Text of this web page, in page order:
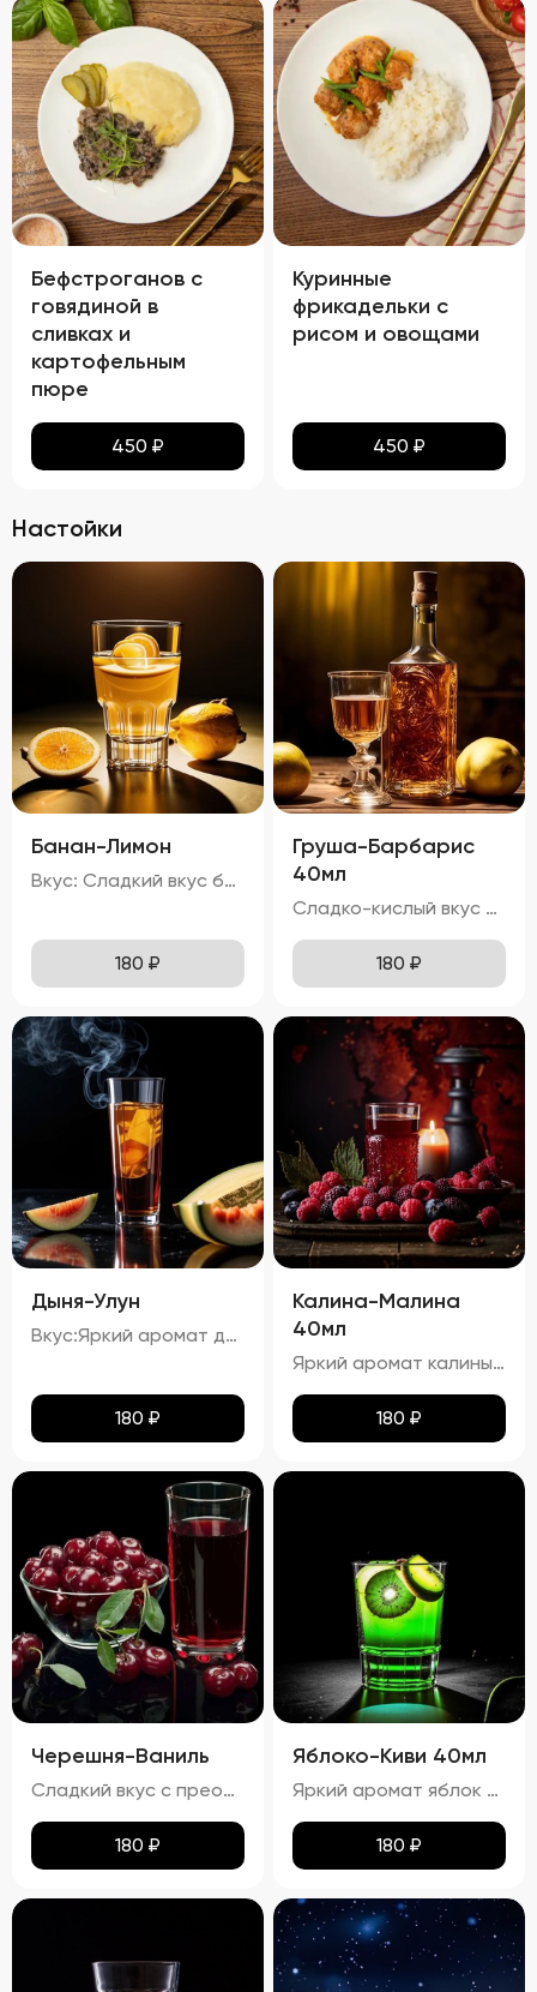
Бефстроганов с
говядиной в
сливках и
картофельным
пюре
450 ₽
Куринные
фрикадельки с
рисом и овощами
450 ₽
Настойки
Банан-Лимон
Вкус: Сладкий вкус банана с легкой кислинкой лимона, молочный оттенок и характерный привкус водки. Запах: Аромат банана и лимона с нотками молока и алкоголя. 20%
180 ₽
Груша-Барбарис
40мл
Сладко-кислый вкус с преобладанием ноток груши и барбариса, с легкой горчинкой черного чая и карамельным оттенком тростникового сахара. Запах: Яркий аромат груши и барбариса с тонкими нотками черного чая. процент спирта в настойке "Груша-Барбарис" составляет приблизительно 29,74%.
180 ₽
Дыня-Улун
Вкус:Яркий аромат дыни с оттенками зеленого чая. процент спирта в настойке "Дыня-Улун" составляет приблизительно 34,67%.
180 ₽
Калина-Малина
40мл
Яркий аромат калины и малины с тонкими нотками карамели. процент спирта в настойке "Калина-Малина" составляет приблизительно 23,54%.
180 ₽
Черешня-Ваниль
Сладкий вкус с преобладанием ноток черешни и ванили, с легким оттенком тростникового сахара. Запах: Яркий аромат черешни и ванили с тонкими нотками сладости.
180 ₽
Яблоко-Киви 40мл
Яркий аромат яблок и киви с тонкими нотками сладости. процент спирта в настойке "Яблоко-Киви" составляет приблизительно 24,22%
180 ₽